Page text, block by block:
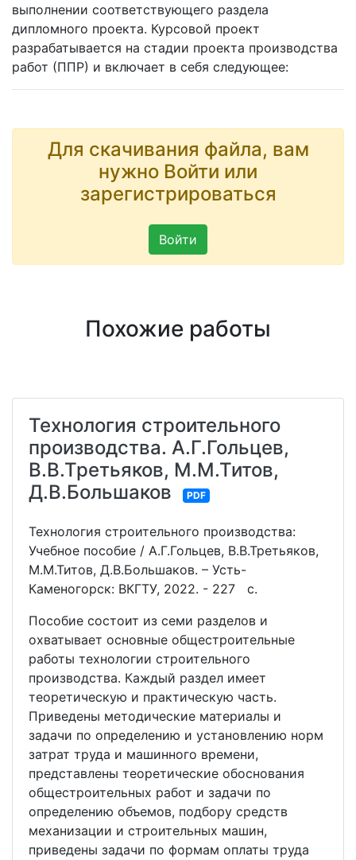
выполнении соответствующего раздела
дипломного проекта. Курсовой проект
разрабатывается на стадии проекта производства
работ (ППР) и включает в себя следующее:
Для скачивания файла, вам
нужно Войти или
зарегистрироваться
Войти
Похожие работы
Технология строительного
производства. А.Г.Гольцев,
В.В.Третьяков, М.М.Титов,
Д.В.Большаков
PDF
Технология строительного производства:
Учебное пособие / А.Г.Гольцев, В.В.Третьяков,
М.М.Титов, Д.В.Большаков. – Усть-
Каменогорск: ВКГТУ, 2022. - 227 с.
Пособие состоит из семи разделов и
охватывает основные общестроительные
работы технологии строительного
производства. Каждый раздел имеет
теоретическую и практическую часть.
Приведены методические материалы и
задачи по определению и установлению норм
затрат труда и машинного времени,
представлены теоретические обоснования
общестроительных работ и задачи по
определению объемов, подбору средств
механизации и строительных машин,
приведены задачи по формам оплаты труда